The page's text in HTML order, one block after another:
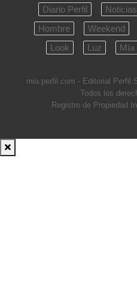
Diario Perfil Noticias
Hombre
Weekend
Look
Luz Mía
mia.perfil.com - Editorial Perfil
Todos los
Registro de Propiedad